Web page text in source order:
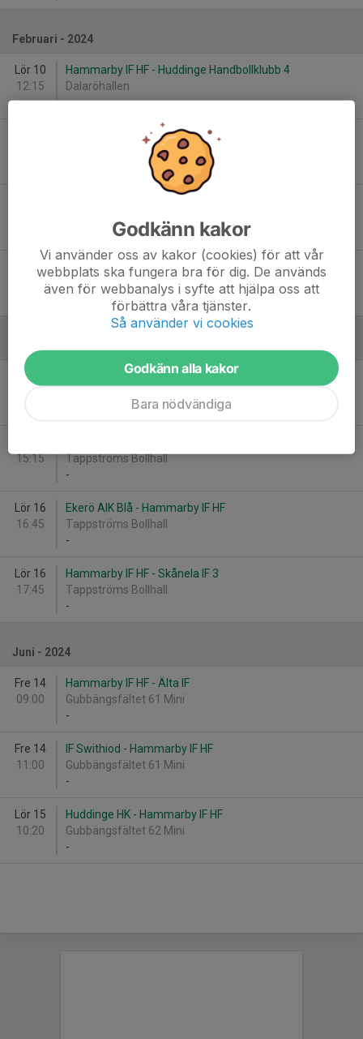
Februari - 2024
Lör 10
12:15
Hammarby IF HF - Huddinge Handbollklubb 4
Dalaröhallen
-
Dalarö SK 1 - Hammarby IF HF
Lör 10
Hammarby IF HF - Hammarby IF HF Pojk 2
Viksjö Sporthall
Sön 10
Huddinge HK P8 Blå - Hammarby IF HF
15:15
Tappströms Bollhall
-
Lör 16
16:45
Ekerö AIK Blå - Hammarby IF HF
Tappströms Bollhall
-
Lör 16
17:45
Hammarby IF HF - Skånela IF 3
Tappströms Bollhall
-
Juni - 2024
Fre 14
09:00
Hammarby IF HF - Älta IF
Gubbängsfältet 61 Mini
-
Fre 14
11:00
IF Swithiod - Hammarby IF HF
Gubbängsfältet 61 Mini
-
Lör 15
10:20
Huddinge HK - Hammarby IF HF
Gubbängsfältet 62 Mini
-
Godkänn kakor
Vi använder oss av kakor (cookies) för att vår
webbplats ska fungera bra för dig. De används
även för webbanalys i syfte att hjälpa oss att
förbättra våra tjänster.
Så använder vi cookies
Godkänn alla kakor
Bara nödvändiga